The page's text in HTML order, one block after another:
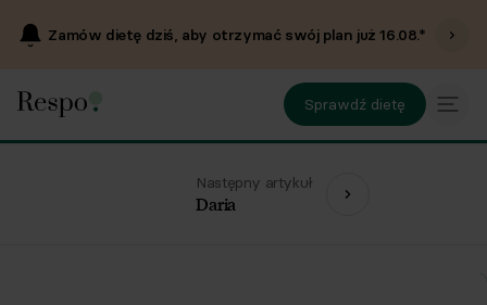
Zamów dietę dziś, aby otrzymać swój plan już16.08.*
Sprawdź dietę
Następny artykuł
Daria